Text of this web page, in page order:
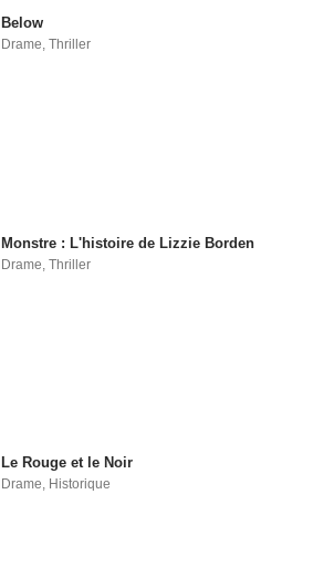
Below
Drame,Thriller
Monstre : L'histoire de Lizzie Borden
Drame ,Thriller
Le Rouge et le Noir
Drame, Historique